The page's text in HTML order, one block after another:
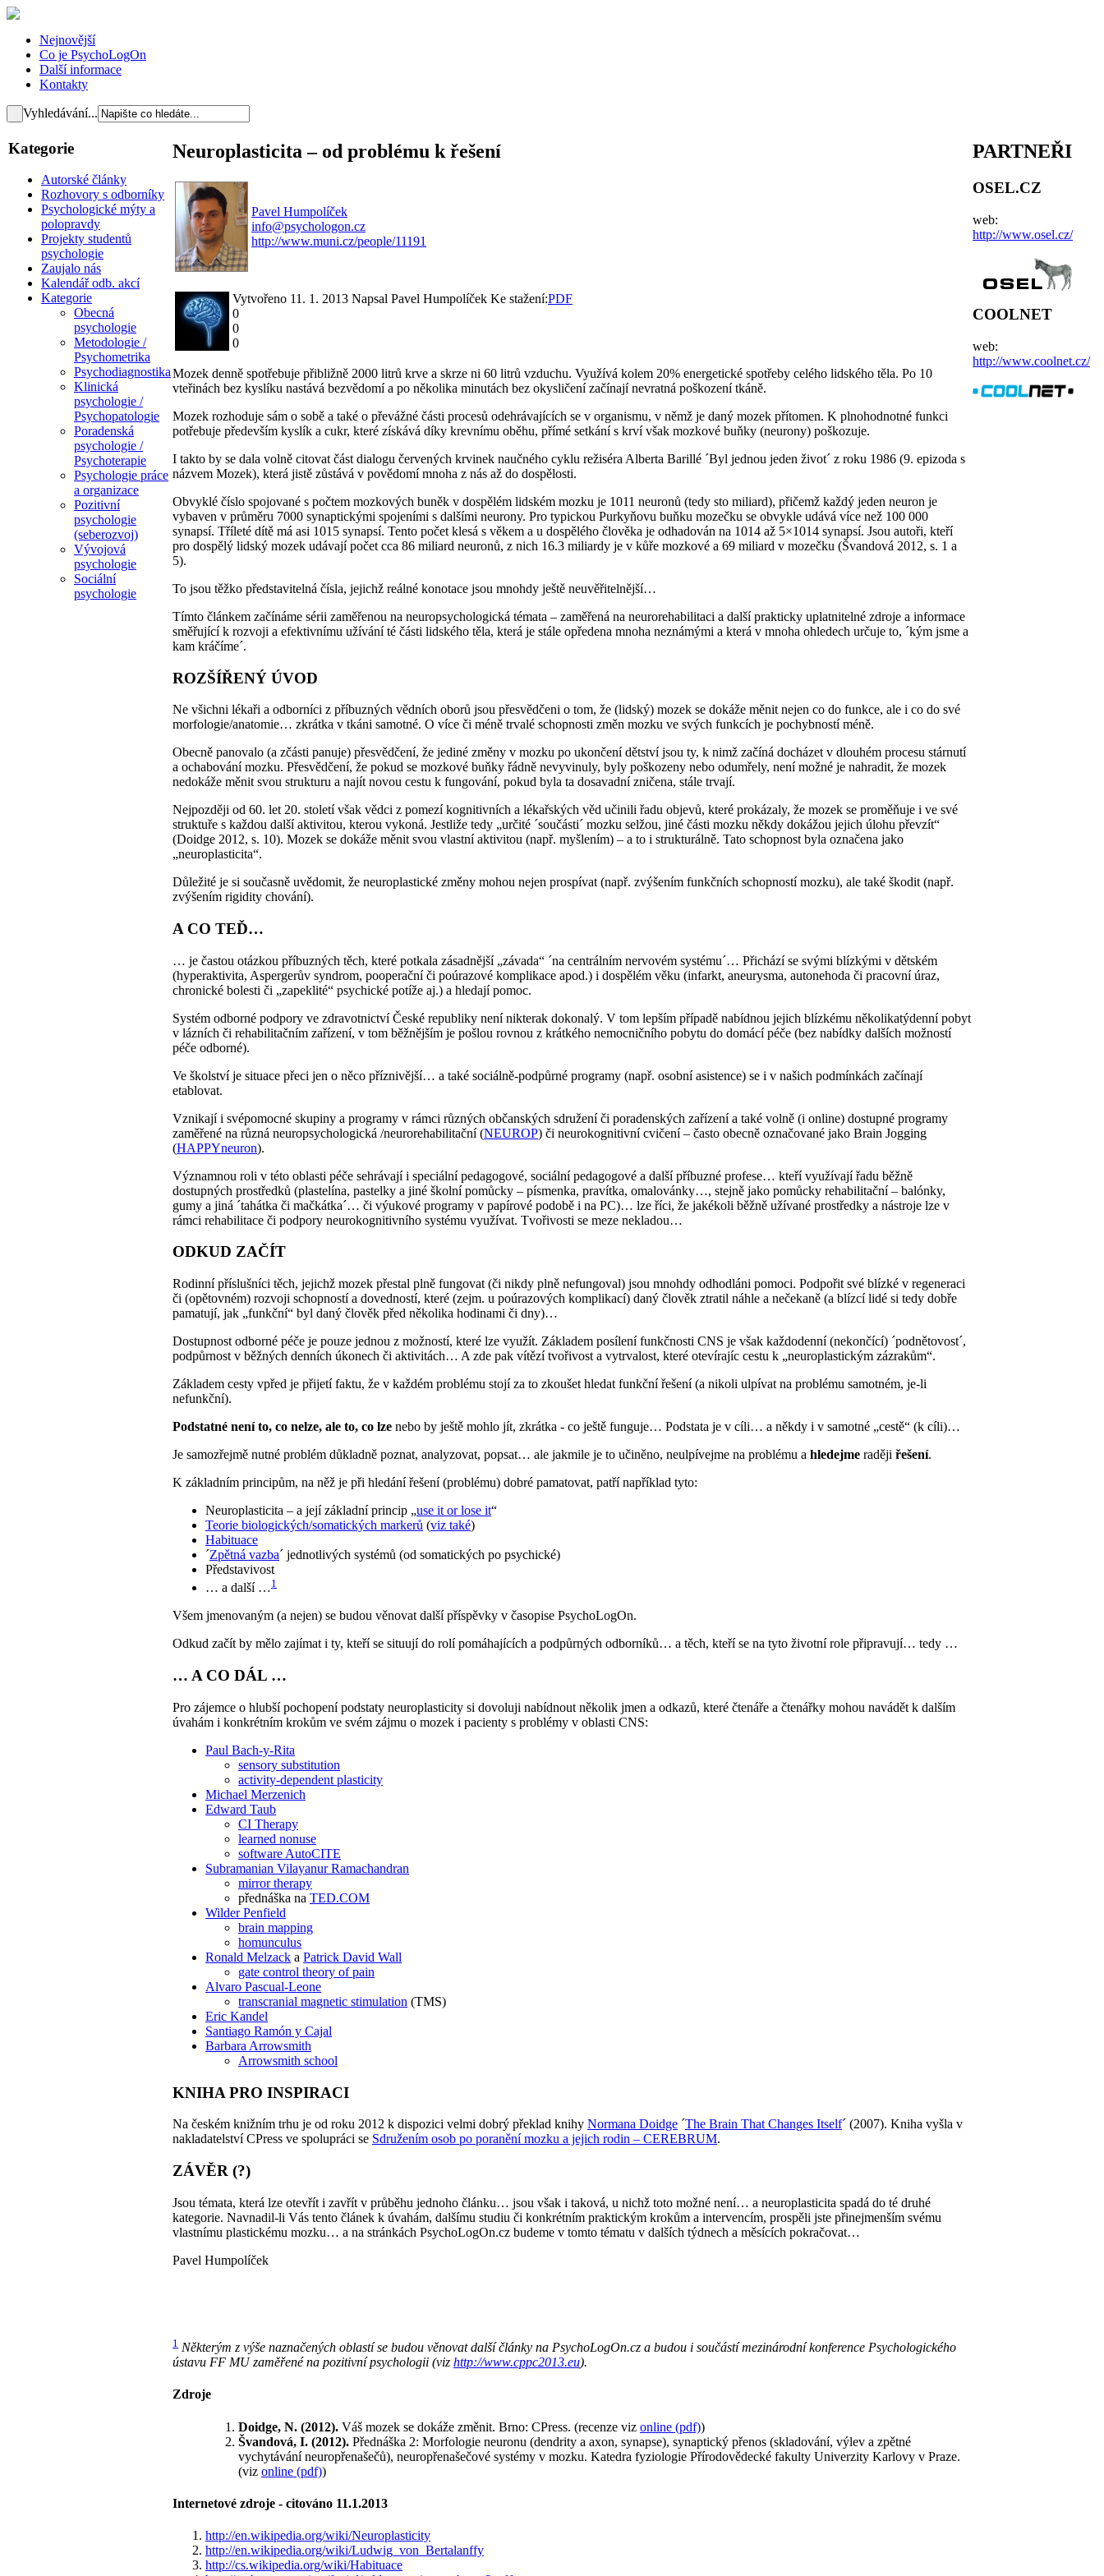
Nejnovější
Co je PsychoLogOn
Další informace
Kontakty
Vyhledávání...
Kategorie
Autorské články
Rozhovory s odborníky
Psychologické mýty a
polopravdy
Projekty studentů
psychologie
Zaujalo nás
Kalendář odb. akcí
Kategorie
Obecná
psychologie
Metodologie /
Psychometrika
Psychodiagnostika
Klinická
psychologie /
Psychopatologie
Poradenská
psychologie /
Psychoterapie
Psychologie práce
a organizace
Pozitivní
psychologie
(seberozvoj)
Vývojová
psychologie
Sociální
psychologie
Neuroplasticita – od problému k řešení
Pavel Humpolíček
info@psychologon.cz
http://www.muni.cz/people/11191
Vytvořeno 11. 1. 2013 Napsal Pavel Humpolíček Ke stažení:PDF
0
0
0
Mozek denně spotřebuje přibližně 2000 litrů krve a skrze ni 60 litrů vzduchu. Využívá kolem 20% energetické spotřeby celého lidského těla. Po 10
vteřinách bez kyslíku nastává bezvědomí a po několika minutách bez okysličení začínají nevratná poškození tkáně.
Mozek rozhoduje sám o sobě a také o převážné části procesů odehrávajících se v organismu, v němž je daný mozek přítomen. K plnohodnotné funkci
potřebuje především kyslík a cukr, které získává díky krevnímu oběhu, přímé setkání s krví však mozkové buňky (neurony) poškozuje.
I takto by se dala volně citovat část dialogu červených krvinek naučného cyklu režiséra Alberta Barillé ´Byl jednou jeden život´ z roku 1986 (9. epizoda s
názvem Mozek), která jistě zůstává v povědomí mnoha z nás až do dospělosti.
Obvyklé číslo spojované s počtem mozkových buněk v dospělém lidském mozku je 1011 neuronů (tedy sto miliard), přičemž každý jeden neuron je
vybaven v průměru 7000 synaptickými spojeními s dalšími neurony. Pro typickou Purkyňovu buňku mozečku se obvykle udává více než 100 000
synapsí. Tříleté dítě má asi 1015 synapsí. Tento počet klesá s věkem a u dospělého člověka je odhadován na 1014 až 5×1014 synapsí. Jsou autoři, kteří
pro dospělý lidský mozek udávají počet cca 86 miliard neuronů, z nich 16.3 miliardy je v kůře mozkové a 69 miliard v mozečku (Švandová 2012, s. 1 a
5).
To jsou těžko představitelná čísla, jejichž reálné konotace jsou mnohdy ještě neuvěřitelnější…
Tímto článkem začínáme sérii zaměřenou na neuropsychologická témata – zaměřená na neurorehabilitaci a další prakticky uplatnitelné zdroje a informace
směřující k rozvoji a efektivnímu užívání té části lidského těla, která je stále opředena mnoha neznámými a která v mnoha ohledech určuje to, ´kým jsme a
kam kráčíme´.
ROZŠÍŘENÝ ÚVOD
Ne všichni lékaři a odborníci z příbuzných vědních oborů jsou přesvědčeni o tom, že (lidský) mozek se dokáže měnit nejen co do funkce, ale i co do své
morfologie/anatomie… zkrátka v tkáni samotné. O více či méně trvalé schopnosti změn mozku ve svých funkcích je pochybností méně.
Obecně panovalo (a zčásti panuje) přesvědčení, že jediné změny v mozku po ukončení dětství jsou ty, k nimž začíná docházet v dlouhém procesu stárnutí
a ochabování mozku. Přesvědčení, že pokud se mozkové buňky řádně nevyvinuly, byly poškozeny nebo odumřely, není možné je nahradit, že mozek
nedokáže měnit svou strukturu a najít novou cestu k fungování, pokud byla ta dosavadní zničena, stále trvají.
Nejpozději od 60. let 20. století však vědci z pomezí kognitivních a lékařských věd učinili řadu objevů, které prokázaly, že mozek se proměňuje i ve své
struktuře s každou další aktivitou, kterou vykoná. Jestliže tedy „určité ´součásti´ mozku selžou, jiné části mozku někdy dokážou jejich úlohu převzít“
(Doidge 2012, s. 10). Mozek se dokáže měnit svou vlastní aktivitou (např. myšlením) – a to i strukturálně. Tato schopnost byla označena jako
„neuroplasticita“.
Důležité je si současně uvědomit, že neuroplastické změny mohou nejen prospívat (např. zvýšením funkčních schopností mozku), ale také škodit (např.
zvýšením rigidity chování).
A CO TEĎ…
… je častou otázkou příbuzných těch, které potkala zásadnější „závada“ ´na centrálním nervovém systému´… Přichází se svými blízkými v dětském
(hyperaktivita, Aspergerův syndrom, pooperační či poúrazové komplikace apod.) i dospělém věku (infarkt, aneurysma, autonehoda či pracovní úraz,
chronické bolesti či „zapeklité“ psychické potíže aj.) a hledají pomoc.
Systém odborné podpory ve zdravotnictví České republiky není nikterak dokonalý. V tom lepším případě nabídnou jejich blízkému několikatýdenní pobyt
v lázních či rehabilitačním zařízení, v tom běžnějším je pošlou rovnou z krátkého nemocničního pobytu do domácí péče (bez nabídky dalších možností
péče odborné).
Ve školství je situace přeci jen o něco příznivější… a také sociálně-podpůrné programy (např. osobní asistence) se i v našich podmínkách začínají
etablovat.
Vznikají i svépomocné skupiny a programy v rámci různých občanských sdružení či poradenských zařízení a také volně (i online) dostupné programy
zaměřené na různá neuropsychologická /neurorehabilitační (NEUROP) či neurokognitivní cvičení – často obecně označované jako Brain Jogging
(HAPPYneuron).
Významnou roli v této oblasti péče sehrávají i speciální pedagogové, sociální pedagogové a další příbuzné profese… kteří využívají řadu běžně
dostupných prostředků (plastelína, pastelky a jiné školní pomůcky – písmenka, pravítka, omalovánky…, stejně jako pomůcky rehabilitační – balónky,
gumy a jiná ´tahátka či mačkátka´… či výukové programy v papírové podobě i na PC)… lze říci, že jakékoli běžně užívané prostředky a nástroje lze v
rámci rehabilitace či podpory neurokognitivního systému využívat. Tvořivosti se meze nekladou…
ODKUD ZAČÍT
Rodinní příslušníci těch, jejichž mozek přestal plně fungovat (či nikdy plně nefungoval) jsou mnohdy odhodláni pomoci. Podpořit své blízké v regeneraci
či (opětovném) rozvoji schopností a dovedností, které (zejm. u poúrazových komplikací) daný člověk ztratil náhle a nečekaně (a blízcí lidé si tedy dobře
pamatují, jak „funkční“ byl daný člověk před několika hodinami či dny)…
Dostupnost odborné péče je pouze jednou z možností, které lze využít. Základem posílení funkčnosti CNS je však každodenní (nekončící) ´podnětovost´,
podpůrnost v běžných denních úkonech či aktivitách… A zde pak vítězí tvořivost a vytrvalost, které otevírajíc cestu k „neuroplastickým zázrakům“.
Základem cesty vpřed je přijetí faktu, že v každém problému stojí za to zkoušet hledat funkční řešení (a nikoli ulpívat na problému samotném, je-li
nefunkční).
Podstatné není to, co nelze, ale to, co lze nebo by ještě mohlo jít, zkrátka - co ještě funguje… Podstata je v cíli… a někdy i v samotné „cestě“ (k cíli)…
Je samozřejmě nutné problém důkladně poznat, analyzovat, popsat… ale jakmile je to učiněno, neulpívejme na problému a hledejme raději řešení.
K základním principům, na něž je při hledání řešení (problému) dobré pamatovat, patří například tyto:
Neuroplasticita – a její základní princip „use it or lose it“
Teorie biologických/somatických markerů (viz také)
Habituace
´Zpětná vazba´ jednotlivých systémů (od somatických po psychické)
Představivost
… a další …1
Všem jmenovaným (a nejen) se budou věnovat další příspěvky v časopise PsychoLogOn.
Odkud začít by mělo zajímat i ty, kteří se situují do rolí pomáhajících a podpůrných odborníků… a těch, kteří se na tyto životní role připravují… tedy …
… A CO DÁL …
Pro zájemce o hlubší pochopení podstaty neuroplasticity si dovoluji nabídnout několik jmen a odkazů, které čtenáře a čtenářky mohou navádět k dalším
úvahám i konkrétním krokům ve svém zájmu o mozek i pacienty s problémy v oblasti CNS:
Paul Bach-y-Rita
sensory substitution
activity-dependent plasticity
Michael Merzenich
Edward Taub
CI Therapy
learned nonuse
software AutoCITE
Subramanian Vilayanur Ramachandran
mirror therapy
přednáška na TED.COM
Wilder Penfield
brain mapping
homunculus
Ronald Melzack a Patrick David Wall
gate control theory of pain
Alvaro Pascual-Leone
transcranial magnetic stimulation (TMS)
Eric Kandel
Santiago Ramón y Cajal
Barbara Arrowsmith
Arrowsmith school
KNIHA PRO INSPIRACI
Na českém knižním trhu je od roku 2012 k dispozici velmi dobrý překlad knihy Normana Doidge ´The Brain That Changes Itself´ (2007). Kniha vyšla v
nakladatelství CPress ve spolupráci se Sdružením osob po poranění mozku a jejich rodin – CEREBRUM.
ZÁVĚR (?)
Jsou témata, která lze otevřít i zavřít v průběhu jednoho článku… jsou však i taková, u nichž toto možné není… a neuroplasticita spadá do té druhé
kategorie. Navnadil-li Vás tento článek k úvahám, dalšímu studiu či konkrétním praktickým krokům a intervencím, prospěli jste přinejmenším svému
vlastnímu plastickému mozku… a na stránkách PsychoLogOn.cz budeme v tomto tématu v dalších týdnech a měsících pokračovat…
Pavel Humpolíček
1 Některým z výše naznačených oblastí se budou věnovat další články na PsychoLogOn.cz a budou i součástí mezinárodní konference Psychologického
ústavu FF MU zaměřené na pozitivní psychologii (viz http://www.cppc2013.eu).
Zdroje
Doidge, N. (2012). Váš mozek se dokáže změnit. Brno: CPress. (recenze viz online (pdf))
Švandová, I. (2012). Přednáška 2: Morfologie neuronu (dendrity a axon, synapse), synaptický přenos (skladování, výlev a zpětné
vychytávání neuropřenašečů), neuropřenašečové systémy v mozku. Katedra fyziologie Přírodovědecké fakulty Univerzity Karlovy v Praze.
(viz online (pdf))
Internetové zdroje - citováno 11.1.2013
http://en.wikipedia.org/wiki/Neuroplasticity
http://en.wikipedia.org/wiki/Ludwig_von_Bertalanffy
http://cs.wikipedia.org/wiki/Habituace
PARTNEŘI
OSEL.CZ
web:
http://www.osel.cz/
COOLNET
web:
http://www.coolnet.cz/